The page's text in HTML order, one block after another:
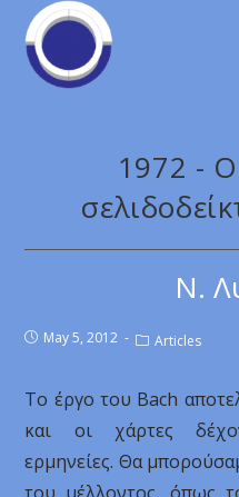
1972 -
Ν.
May 5, 2012 Articles
Το έργο του Bach
και οι χάρτες
ερμηνείες. Θα